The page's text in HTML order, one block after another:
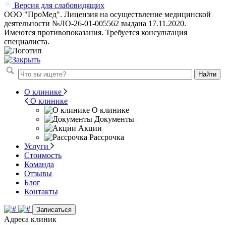
Версия для слабовидящих
ООО "ПроМед". Лицензия на осуществление медицинской
деятельности №ЛО-26-01-005562 выдана 17.11.2020.
Имеются противопоказания. Требуется консультация
специалиста.
Найти
О клинике
О клинике
О клинике
Документы
Акции
Рассрочка
Услуги
Стоимость
Команда
Отзывы
Блог
Контакты
Записаться
Адреса клиник